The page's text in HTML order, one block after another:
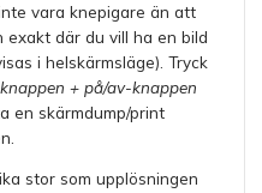
vara knepigare än att
exakt där du vill ha en bild
i helskärmsläge). Tryck
+ på/av-knappen
en skärmdump/print
stor som upplösningen